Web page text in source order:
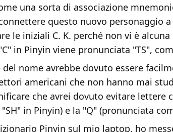
una sorta di associazione
questo nuovo personaggio a
le iniziali C. K. perché non vi è alcuna
in Pinyin viene pronunciata "TS",
del nome avrebbe dovuto essere
americani che non hanno mai
che avrei dovuto evitare lettere
in Pinyin) e la "Q" (pronunciata
Pinyin sul mio laptop, ho